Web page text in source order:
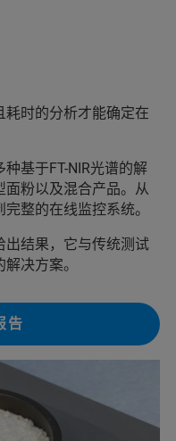
时的分析才能确定在
基于FT-NIR光谱的解
面粉以及混合产品。从
整的在线监控系统。
出结果，它与传统测试
决方案。
告